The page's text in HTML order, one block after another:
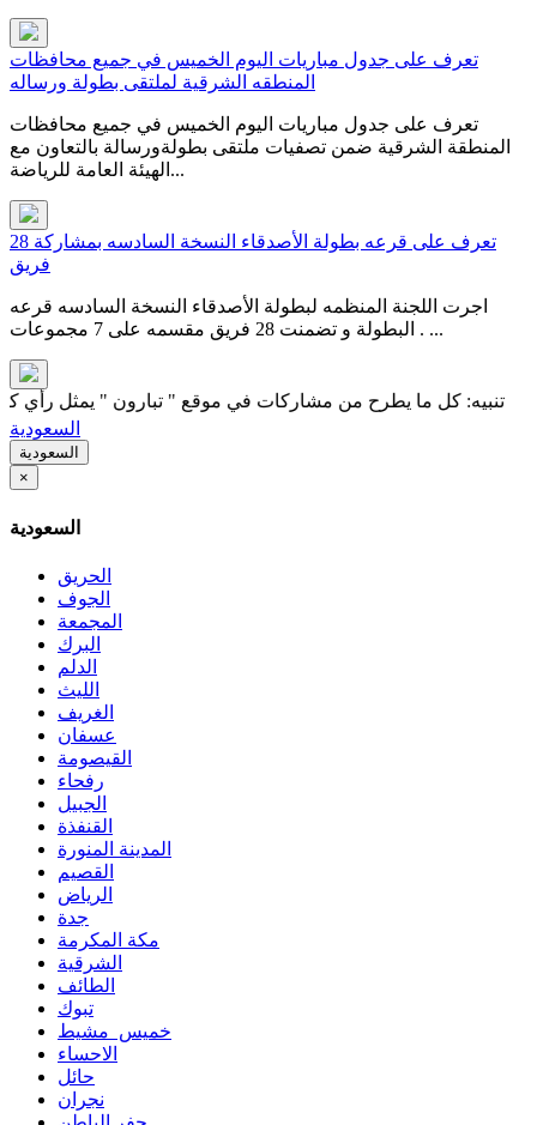
تعرف على جدول مباريات اليوم الخميس في جميع محافظات
المنطقه الشرقية لملتقى بطولة ورساله
تعرف على جدول مباريات اليوم الخميس في جميع محافظات
المنطقة الشرقية ضمن تصفيات ملتقى بطولةورسالة بالتعاون مع
الهيئة العامة للرياضة...
تعرف على قرعه بطولة الأصدقاء النسخة السادسه بمشاركة 28
فريق
اجرت اللجنة المنظمه لبطولة الأصدقاء النسخة السادسه قرعه
البطولة و تضمنت 28 فريق مقسمه على 7 مجموعات . ...
كل ما يطرح من مشاركات في موقع " تبارون " يمثل رأي كاتبه فقط
السعودية
السعودية
×
السعودية
الحريق
الجوف
المجمعة
البرك
الدلم
الليث
الغريف
عسفان
القيصومة
رفحاء
الجبيل
القنفذة
المدينة المنورة
القصيم
الرياض
جدة
مكة المكرمة
الشرقية
الطائف
تبوك
خميس مشيط
الاحساء
حائل
نجران